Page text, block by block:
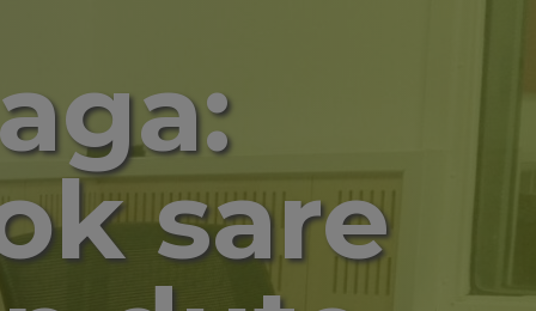
sare